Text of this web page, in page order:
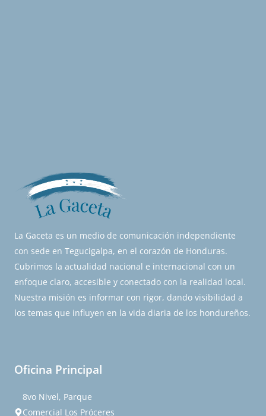
La Gaceta es un medio de comunicación independiente
con sede en Tegucigalpa, en el corazón de Honduras.
Cubrimos la actualidad nacional e internacional con un
enfoque claro, accesible y conectado con la realidad local.
Nuestra misión es informar con rigor, dando visibilidad a
los temas que influyen en la vida diaria de los hondureños.
Oficina Principal
8vo Nivel, Parque
Comercial Los Próceres